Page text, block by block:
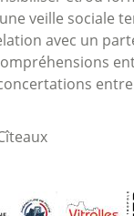
veille sociale
avec un